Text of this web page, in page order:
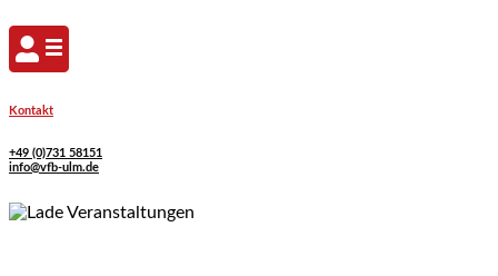
Kontakt
+49 (0)731 58151
info@vfb-ulm.de